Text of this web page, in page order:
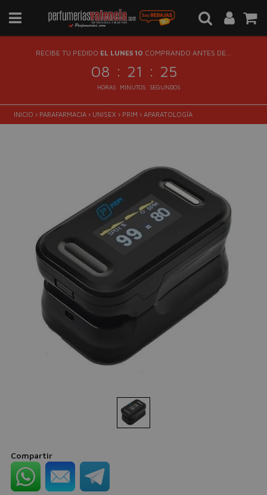
RECIBE TU PEDIDO EL LUNES 10 COMPRANDO ANTES DE...
08 : 21 : 24
HORAS MINUTOS SEGUNDOS
INICIO › PARAFARMACIA › UNISEX › PRIM › APARATOLOGÍA
Compartir